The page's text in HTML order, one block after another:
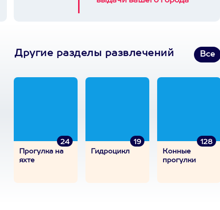
Другие разделы развлечений Все
24
Прогулка на
яхте
19
Гидроцикл
128
Конные
прогулки